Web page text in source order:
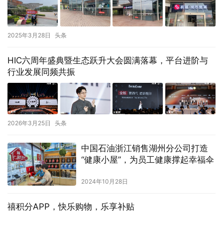
2025年3月28日 头条
HIC六周年盛典暨生态跃升大会圆满落幕，平台进阶与
行业发展同频共振
2026年3月25日 头条
中国石油浙江销售湖州分公司打造
“健康小屋”，为员工健康撑起幸福伞
2024年10月28日
禧积分APP，快乐购物，乐享补贴